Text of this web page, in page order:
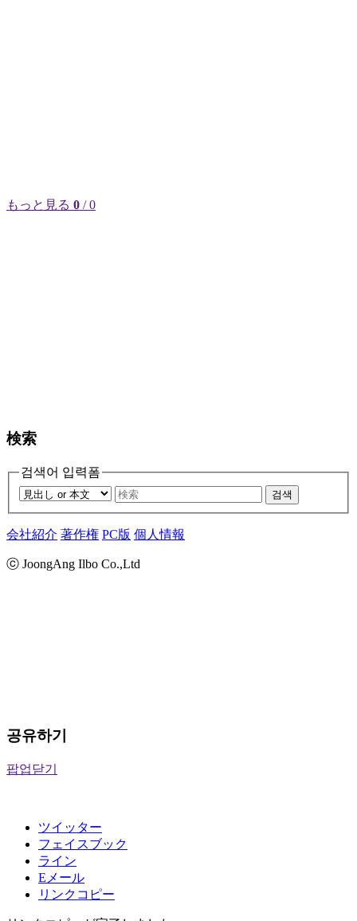
もっと見る 0 / 0
検索
검색어 입력폼
검색
会社紹介 著作権 PC版 個人情報
ⓒ JoongAng Ilbo Co.,Ltd
공유하기
팝업닫기
ツイッター
フェイスブック
ライン
Eメール
リンクコピー